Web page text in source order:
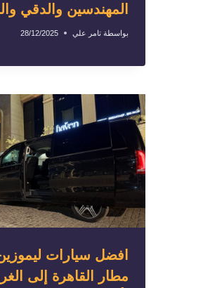
المهندسين والدقي
بواسطة تامر علي 28/12/2025
افضل سيارات
مطار القاهرة إلى